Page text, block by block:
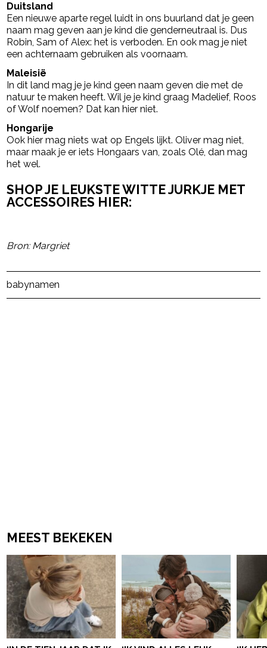
Duitsland
Een nieuwe aparte regel luidt in ons buurland dat je geen
naam mag geven aan je kind die genderneutraal is. Dus
Robin, Sam of Alex: het is verboden. En ook mag je niet
een achternaam gebruiken als voornaam.
Maleisië
In dit land mag je je kind geen naam geven die met de
natuur te maken heeft. Wil je je kind graag Madelief, Roos
of Wolf noemen? Dat kan hier niet.
Hongarije
Ook hier mag niets wat op Engels lijkt. Oliver mag niet,
maar maak je er iets Hongaars van, zoals Olé, dan mag
het wel.
SHOP JE LEUKSTE WITTE JURKJE MET
ACCESSOIRES HIER:
Bron: Margriet
babynamen
MEEST BEKEKEN